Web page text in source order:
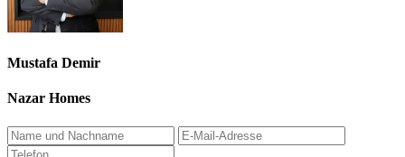
Mustafa Demir
Nazar Homes